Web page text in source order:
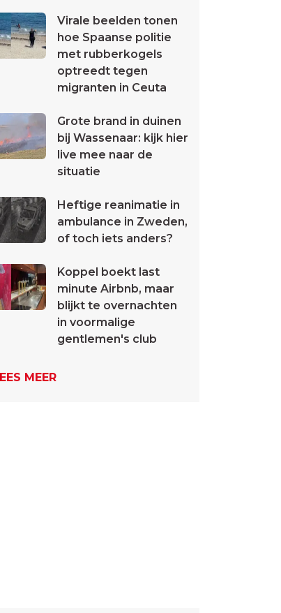
Virale beelden tonen
hoe Spaanse politie
met rubberkogels
optreedt tegen
migranten in Ceuta
Grote brand in duinen
bij Wassenaar: kijk hier
live mee naar de
situatie
Heftige reanimatie in
ambulance in Zweden,
of toch iets anders?
Koppel boekt last
minute Airbnb, maar
blijkt te overnachten
in voormalige
gentlemen's club
MEER